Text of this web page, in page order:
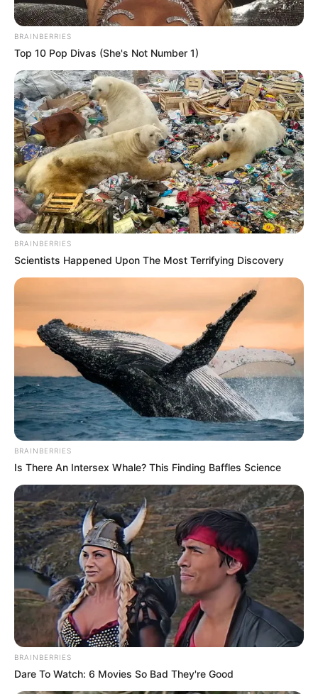
Keresés:
Egy TV előfizető panaszlevele a szolgáltatóhoz!
Az előfizető válaszán sírva röhögünk…
Kovács úr, végez Ön bármilyen rendszeres
testmozgást?
Szívem, bírod még erővel azt a mázsa fát?
Hallom a házibulimban…
A rendőr váratlanul hamarabb ér haza